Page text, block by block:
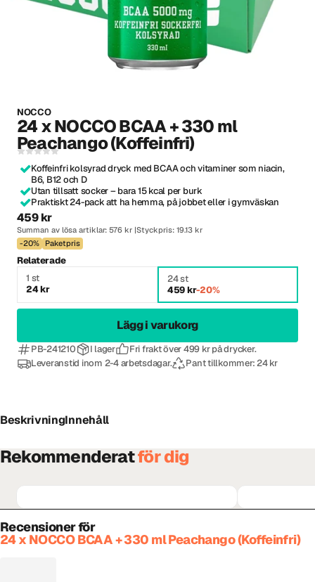
NOCCO
24 x NOCCO BCAA + 330 ml
Peachango (Koffeinfri)
Koffeinfri kolsyrad dryck med BCAA och vitaminer som niacin,
B6, B12 och D
Utan tillsatt socker – bara 15 kcal per burk
Praktiskt 24-pack att ha hemma, på jobbet eller i gymväskan
459 kr
Summan av lösa artiklar: 576 kr Styckpris: 19.13 kr
-20%
Paketpris
Relaterade
1 st
24 kr
24 st
459 kr-20%
Lägg i varukorg
PB-241210 I lager
Fri frakt över 499 kr på drycker.
Leveranstid inom 2-4 arbetsdagar.
Pant tillkommer: 24 kr
BeskrivningInnehåll
Rekommenderatför dig
Recensioner för
24 x NOCCO BCAA + 330 ml Peachango (Koffeinfri)